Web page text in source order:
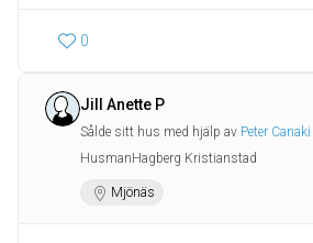
0
Jill Anette P
Sålde sitt hus med hjälp av Peter Canaki
HusmanHagberg Kristianstad
Mjönäs